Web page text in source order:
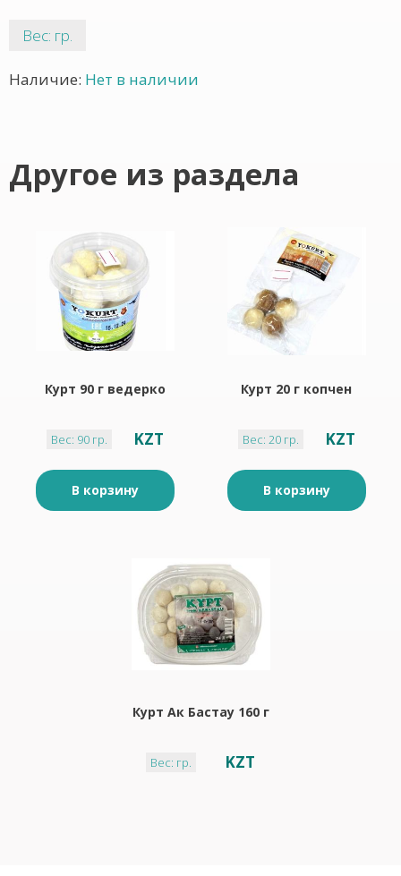
Вес: гр.
Наличие: Нет в наличии
Другое из раздела
Курт 90 г ведерко
Вес: 90 гр. KZT
В корзину
Курт 20 г копчен
Вес: 20 гр. KZT
В корзину
Курт Ак Бастау 160 г
Вес: гр. KZT